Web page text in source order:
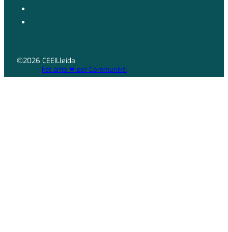
©2026 CEEILleida
Fet amb ❤ per Communikt!